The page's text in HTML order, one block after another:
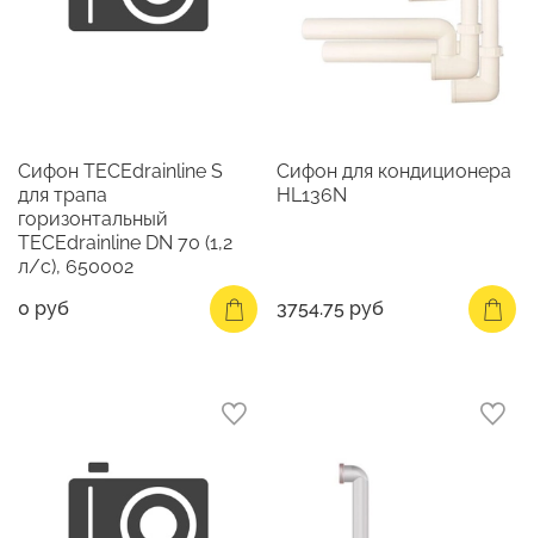
Сифон TECEdrainline S
для трапа
горизонтальный
TECEdrainline DN 70 (1,2
л/c), 650002
0 руб
Сифон для кондиционера
HL136N
3754.75 руб